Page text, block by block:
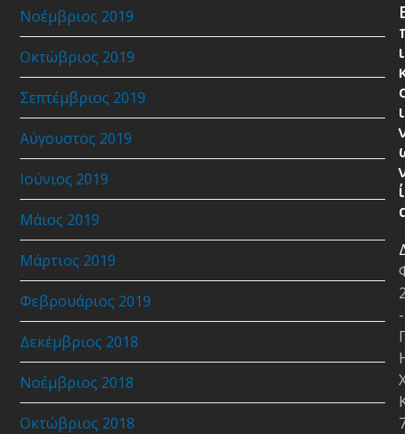
Νοέμβριος 2019
Οκτώβριος 2019
Σεπτέμβριος 2019
Αύγουστος 2019
Ιούνιος 2019
Μάιος 2019
Μάρτιος 2019
Φεβρουάριος 2019
Δεκέμβριος 2018
Νοέμβριος 2018
Οκτώβριος 2018
ι
ι
ί
-